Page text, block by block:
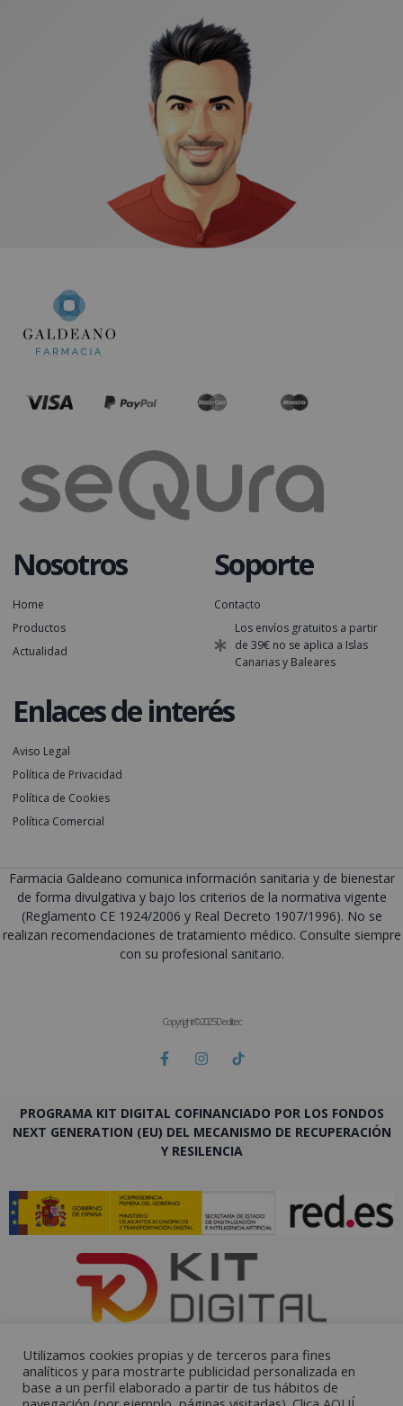
Nosotros
Home
Productos
Actualidad
Soporte
Contacto
Los envíos gratuitos a partir
de 39€ no se aplica a Islas
Canarias y Baleares
Enlaces de interés
Aviso Legal
Política de Privacidad
Política de Cookies
Política Comercial
Farmacia Galdeano comunica información sanitaria y de bienestar
de forma divulgativa y bajo los criterios de la normativa vigente
(Reglamento CE 1924/2006 y Real Decreto 1907/1996). No se
realizan recomendaciones de tratamiento médico. Consulte siempre
con su profesional sanitario.
Copyright © 2025 Deditec
PROGRAMA KIT DIGITAL COFINANCIADO POR LOS FONDOS
NEXT GENERATION (EU) DEL MECANISMO DE RECUPERACIÓN
Y RESILENCIA
Utilizamos cookies propias y de terceros para fines
analíticos y para mostrarte publicidad personalizada en
base a un perfil elaborado a partir de tus hábitos de